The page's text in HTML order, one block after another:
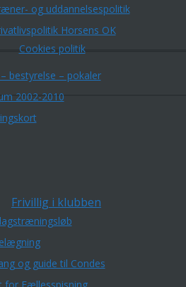
og uddannelsespolitik
Horsens OK
Cookies politik
bestyrelse – pokaler
2002-2010
Frivillig i klubben
og guide til Condes